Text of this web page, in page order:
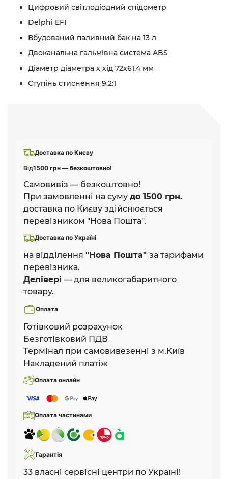
Доставка по Києву
Від1500 грн — безкоштовно!
Самовивіз — безкоштовно!
При замовленні на суму до 1500 грн.
доставка по Києву здійснюється
перевізником "Нова Пошта".
Доставка по Україні
на відділення "Нова Пошта" за тарифами
перевізника.
Делівері — для великогабаритного
товару.
Оплата
Готівковий розрахунок
Безготівковий ПДВ
Термінал при самовивезенні з м.Київ
Накладений платіж
Оплата онлайн
Оплата частинами
Гарантія
33 власні сервісні центри по Україні!
Цифровий свiтлодiодний спiдометр
Delphi EFI
Вбудований паливний бак на 13 л
Двоканальна гальмівна система ABS
Діаметр діаметра х хід 72х61.4 мм
Ступінь стиснення 9.2:1